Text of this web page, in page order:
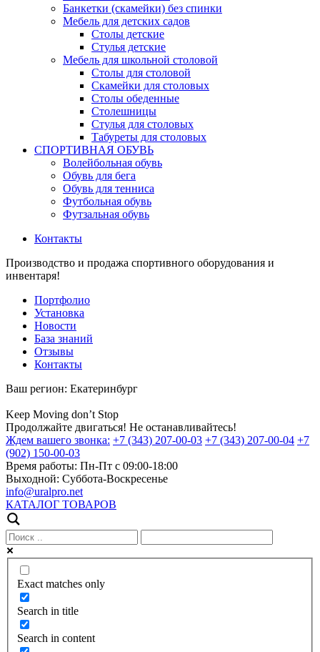
Банкетки (скамейки) без спинки
Мебель для детских садов
Столы детские
Стулья детские
Мебель для школьной столовой
Столы для столовой
Скамейки для столовых
Столы обеденные
Столешницы
Стулья для столовых
Табуреты для столовых
СПОРТИВНАЯ ОБУВЬ
Волейбольная обувь
Обувь для бега
Обувь для тенниса
Футбольная обувь
Футзальная обувь
Контакты
Производство и продажа спортивного оборудования и
инвентаря!
Портфолио
Установка
Новости
База знаний
Отзывы
Контакты
Ваш регион: Екатеринбург
Keep Moving don’t Stop
Продолжайте двигаться! Не останавливайтесь!
Ждем вашего звонка: +7 (343) 207-00-03 +7 (343) 207-00-04 +7
(902) 150-00-03
Время работы: Пн-Пт с 09:00-18:00
Выходной: Суббота-Воскресенье
info@uralpro.net
КАТАЛОГ ТОВАРОВ
Exact matches only
Search in title
Search in content